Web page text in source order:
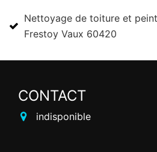
Nettoyage de toiture et
Frestoy Vaux 60420
CONTACT
indisponible